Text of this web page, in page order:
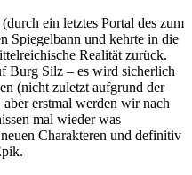
ein letztes Portal des zum
Spiegelbann und kehrte in die
Realität zurück.
Burg Silz – es wird sicherlich
(nicht zuletzt aufgrund der
erstmal werden wir nach
mal wieder was
Charakteren und definitiv